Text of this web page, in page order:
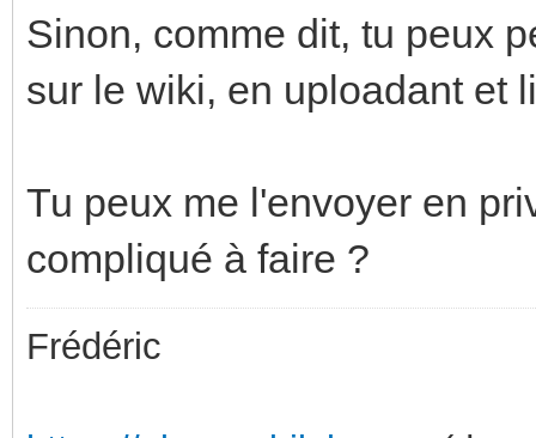
Sinon, comme dit, tu peux
sur le wiki, en uploadant et
Tu peux me l'envoyer en
compliqué à faire ?
Frédéric